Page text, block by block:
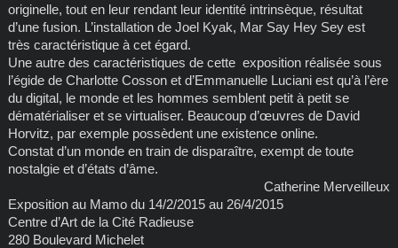
originelle, tout en leur rendant leur identité intrinsèque, résultat
d’une fusion. L’installation de Joel Kyak, Mar Say Hey Sey est
très caractéristique à cet égard.
Une autre des caractéristiques de cette exposition réalisée sous
l’égide de Charlotte Cosson et d’Emmanuelle Luciani est qu’à l’ère
du digital, le monde et les hommes semblent petit à petit se
dématérialiser et se virtualiser. Beaucoup d’œuvres de David
Horvitz, par exemple possèdent une existence online.
Constat d’un monde en train de disparaître, exempt de toute
nostalgie et d’états d’âme.
Catherine Merveilleux
Exposition au Mamo du 14/2/2015 au 26/4/2015
Centre d’Art de la Cité Radieuse
280 Boulevard Michelet